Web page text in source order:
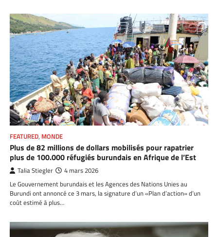
FEATURED, MONDE
Plus de 82 millions de dollars mobilisés pour rapatrier
plus de 100.000 réfugiés burundais en Afrique de l’Est
Talia Stiegler 4 mars 2026
Le Gouvernement burundais et les Agences des Nations Unies au
Burundi ont annoncé ce 3 mars, la signature d’un «Plan d’action» d’un
coût estimé à plus…